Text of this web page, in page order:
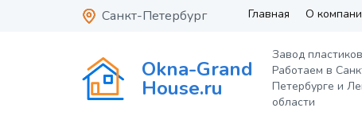
Санкт-Петербург
Okna-Grand
House.ru
Завод
Работаем в
Петербурге и
области
Главная О